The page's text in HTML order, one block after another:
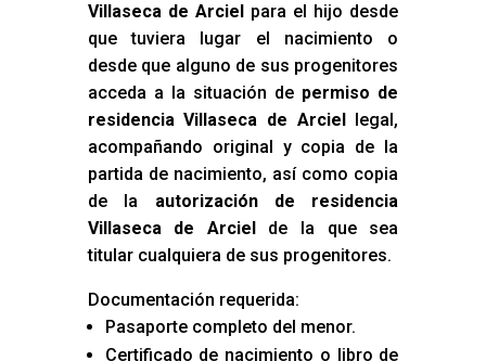
Villaseca de Arcielpara el hijo desde
que tuviera lugar el nacimiento o
desde que alguno de sus progenitores
acceda a la situación de permiso de
residencia Villaseca de Arciellegal,
acompañando original y copia de la
partida de nacimiento, así como copia
de la autorización de residencia
Villaseca de Arcielde la que sea
titular cualquiera de sus progenitores.
Documentación requerida:
Pasaporte completo del menor.
Certificado de nacimiento o libro de